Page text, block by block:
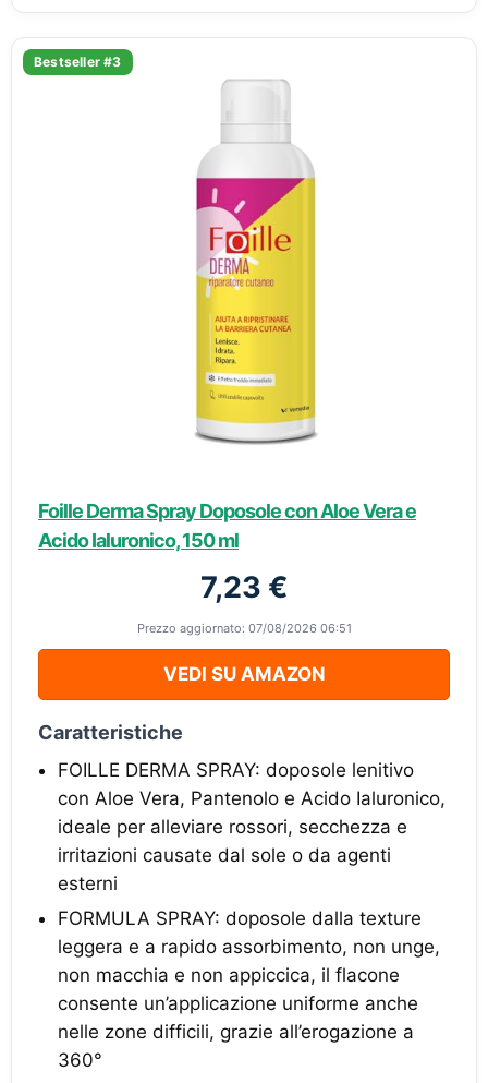
Bestseller #3
Foille Derma Spray Doposole con Aloe Vera e
Acido Ialuronico, 150 ml
7,23 €
Prezzo aggiornato: 07/08/2026 06:51
VEDI SU AMAZON
Caratteristiche
FOILLE DERMA SPRAY: doposole lenitivo
con Aloe Vera, Pantenolo e Acido Ialuronico,
ideale per alleviare rossori, secchezza e
irritazioni causate dal sole o da agenti
esterni
FORMULA SPRAY: doposole dalla texture
leggera e a rapido assorbimento, non unge,
non macchia e non appiccica, il flacone
consente un’applicazione uniforme anche
nelle zone difficili, grazie all’erogazione a
360°